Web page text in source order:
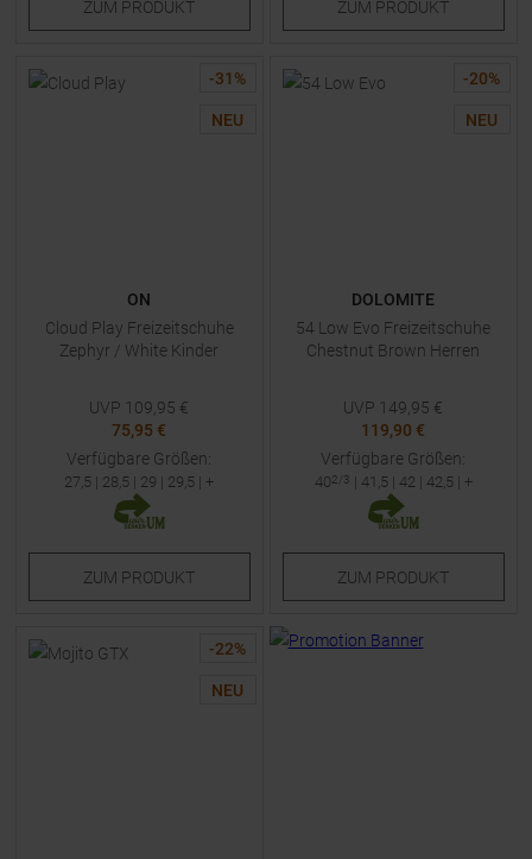
ZUM PRODUKT ZUM PRODUKT
-31 %
NEU
ON
Cloud Play Freizeitschuhe
Zephyr / White Kinder
UVP 109,95 €
75,95 €
Verfügbare Größen:
27,5 | 28,5 | 29 | 29,5 | +
ZUM PRODUKT
-20%
NEU
DOLOMITE
54 Low Evo Freizeitschuhe
Chestnut Brown Herren
UVP 149,95 €
119,90 €
Verfügbare Größen:
40 2/3 | 41,5 | 42| 42,5 | +
ZUM PRODUKT
-22%
NEU